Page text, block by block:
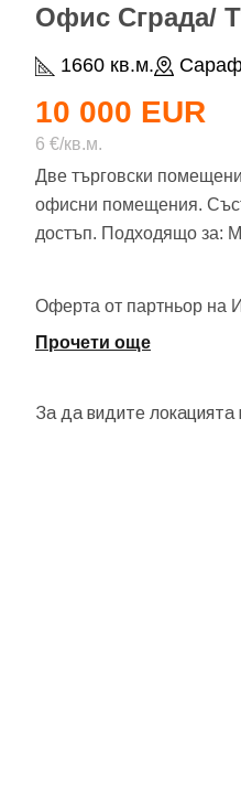
Офис Сграда/
1660 кв.м.
10 000 EUR
6 €/кв.м.
Две търговски
офисни помещения.
достъп. Подходящо за:
Оферта от партньор на
Прочети още
За да видите